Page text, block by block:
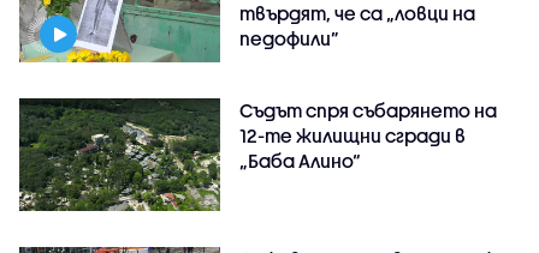
твърдят, че са „ловци на
педофили”
Съдът спря събарянето на
12-те жилищни сгради в
„Баба Алино“